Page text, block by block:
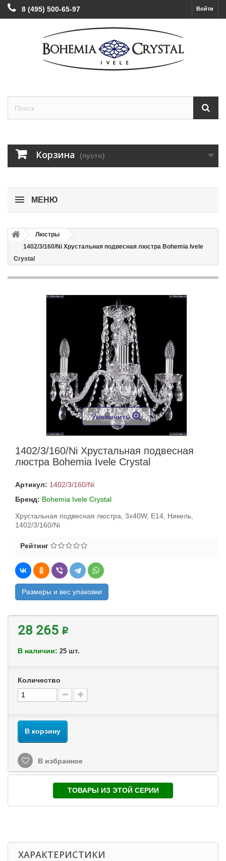
Войти
8 (495) 500-65-97
Корзина (пусто)
МЕНЮ
Люстры
1402/3/160/Ni Хрустальная подвесная люстра Bohemia Ivele
Crystal
Увеличить
1402/3/160/Ni Хрустальная подвесная
люстра Bohemia Ivele Crystal
Артикул: 1402/3/160/Ni
Бренд: Bohemia Ivele Crystal
Хрустальная подвесная люстра, 3x40W, E14, Никель,
1402/3/160/Ni
Рейтинг
Размеры и вес упаковки
28 265 ₽
В наличии: 25 шт.
Количество
В корзину
В избранное
ТОВАРЫ ИЗ ЭТОЙ СЕРИИ
ХАРАКТЕРИСТИКИ